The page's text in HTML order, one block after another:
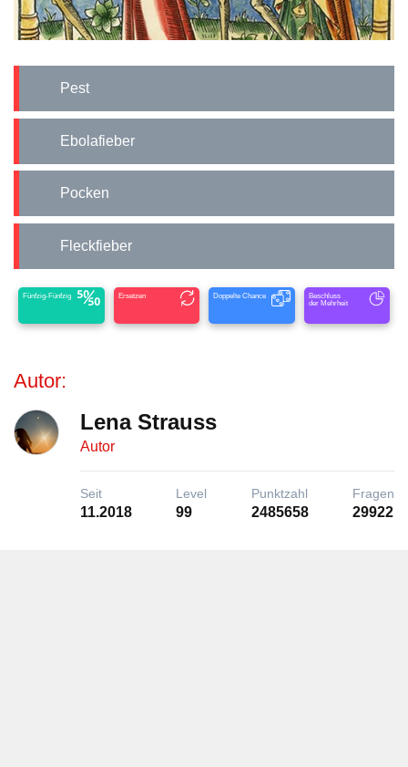
Pest
Ebolafieber
Pocken
Fleckfieber
Fünfzig-Fünfzig Ersetzen Doppelte Chance
Beschluss
der Mehrheit
Autor:
Lena Strauss
Autor
Seit
11.2018
Level
99
Punktzahl
2485658
Fragen
29922